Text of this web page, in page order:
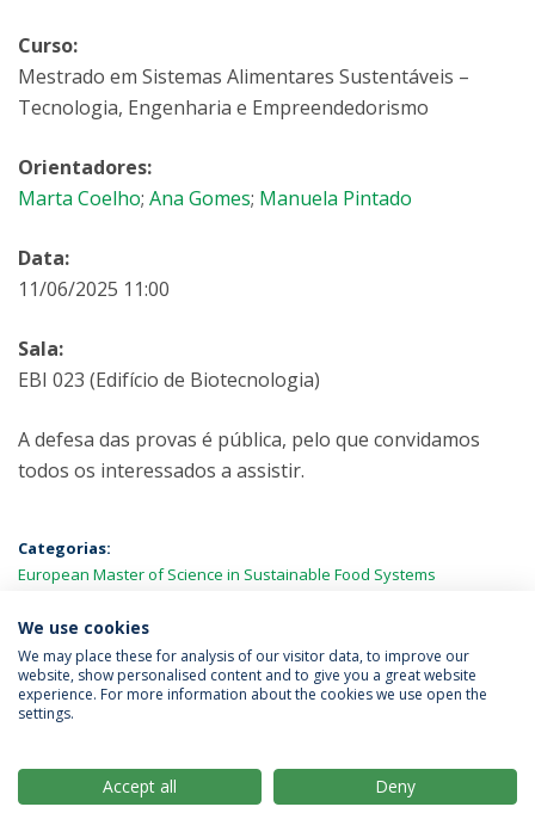
Curso:
Mestrado em Sistemas Alimentares Sustentáveis –
Tecnologia, Engenharia e Empreendedorismo
Orientadores:
Marta Coelho; Ana Gomes; Manuela Pintado
Data:
11/06/2025 11:00
Sala:
EBI 023 (Edifício de Biotecnologia)
A defesa das provas é pública, pelo que convidamos
todos os interessados a assistir.
Categorias:
European Master of Science in Sustainable Food Systems
Públicas
Política de Privacidade
Termos & Condições
We use cookies
We may place these for analysis of our visitor data, to improve our
website, show personalised content and to give you a great website
experience. For more information about the cookies we use open the
settings.
Accept all Deny